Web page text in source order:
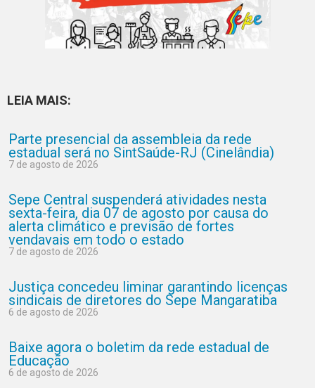
LEIA MAIS:
Parte presencial da assembleia da rede
estadual será no SintSaúde-RJ (Cinelândia)
7 de agosto de 2026
Sepe Central suspenderá atividades nesta
sexta-feira, dia 07 de agosto por causa do
alerta climático e previsão de fortes
vendavais em todo o estado
7 de agosto de 2026
Justiça concedeu liminar garantindo licenças
sindicais de diretores do Sepe Mangaratiba
6 de agosto de 2026
Baixe agora o boletim da rede estadual de
Educação
6 de agosto de 2026